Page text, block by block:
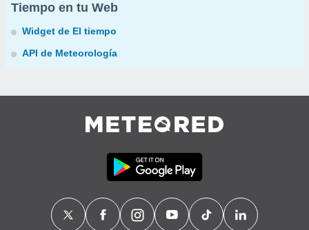
Tiempo en tu Web
Widget de El tiempo
API de Meteorología